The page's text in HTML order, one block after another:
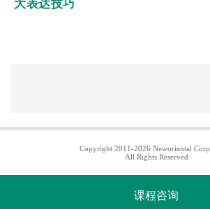
大表达技巧
Copyright 2011-2026 Neworiental
All Rights Reserved
课程咨询